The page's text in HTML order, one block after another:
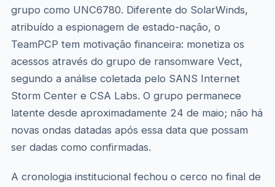
grupo como UNC6780. Diferente do SolarWinds,
atribuído a espionagem de estado-nação, o
TeamPCP tem motivação financeira: monetiza os
acessos através do grupo de ransomware Vect,
segundo a análise coletada pelo SANS Internet
Storm Center e CSA Labs. O grupo permanece
latente desde aproximadamente 24 de maio; não há
novas ondas datadas após essa data que possam
ser dadas como confirmadas.
A cronologia institucional fechou o cerco no final de